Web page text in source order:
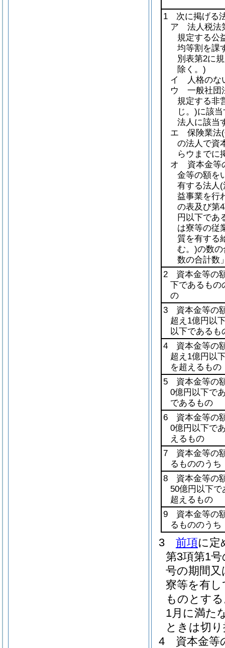
1 次に掲げる
ア 法人税法
規定する公
均等割を課
別表第2に
除く。)
イ 人格のな
ウ 一般社団
規定する非
じ。)に該
法人に該当
エ 保険業法
の法人で資
らウまでに
オ 資本金等
金等の額を
有する法人 (
益事業を行
の表及び第
円以下であ
は寮等の従
質を有する
む。)の数の
数の合計数
2 資本金等の
下であるもの
の
3 資本金等の
超え1億円以
以下であるも
4 資本金等の
超え1億円以
を超えるもの
5 資本金等の
0億円以下で
であるもの
6 資本金等の
0億円以下で
えるもの
7 資本金等の
るもののうち
8 資本金等の
50億円以下
超えるもの
9 資本金等の
るもののうち
3 前項に定
第3項第1
号の期間
寮等を有
ものとす
1月に満た
ときは切
4
資本金等